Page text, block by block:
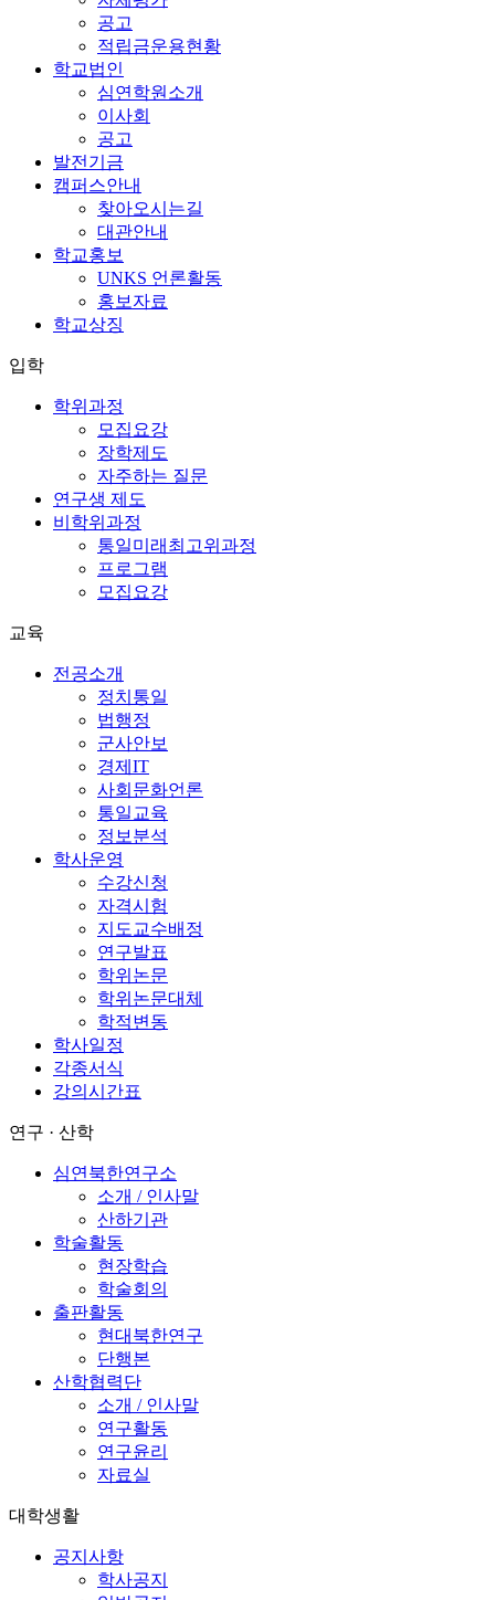
공고
적립금운용현황
학교법인
심연학원소개
이사회
공고
발전기금
캠퍼스안내
찾아오시는길
대관안내
학교홍보
UNKS 언론활동
홍보자료
학교상징
입학
학위과정
모집요강
장학제도
자주하는 질문
연구생 제도
비학위과정
통일미래최고위과정
프로그램
모집요강
교육
전공소개
정치통일
법행정
군사안보
경제IT
사회문화언론
통일교육
정보분석
학사운영
수강신청
자격시험
지도교수배정
연구발표
학위논문
학위논문대체
학적변동
학사일정
각종서식
강의시간표
연구 · 산학
심연북한연구소
소개 / 인사말
산하기관
학술활동
현장학습
학술회의
출판활동
현대북한연구
단행본
산학협력단
소개 / 인사말
연구활동
연구윤리
자료실
대학생활
공지사항
학사공지